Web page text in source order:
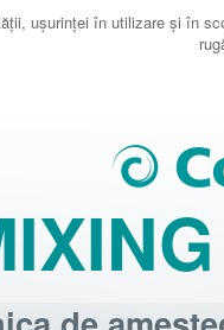
uşurinţei în utilizare şi în